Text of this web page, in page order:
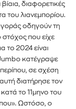
διαφορετικές
του λιανεμπορίου.
οδηγούν τη
στόχος που είχε
το 2024 είναι
κατέγραψε
σε σχέση
διατήρησε τον
το 11μηνο του
Ωστόσο, ο